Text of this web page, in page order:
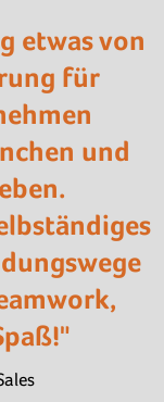
etwas von
für
und